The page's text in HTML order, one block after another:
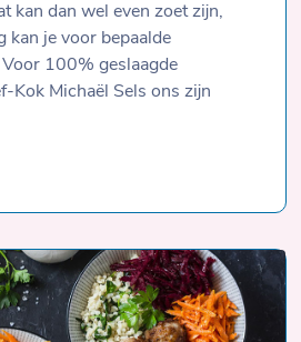
kan dan wel even zoet zijn,
kan je voor bepaalde
100% geslaagde
Kok Michaël Sels ons zijn